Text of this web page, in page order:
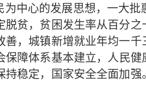
为中心的发展思想，一大
脱贫， 贫困发生率从百分
善，城镇新增就业年均一
保障体系基本建立，人民
持稳定，国家安全全面加强。